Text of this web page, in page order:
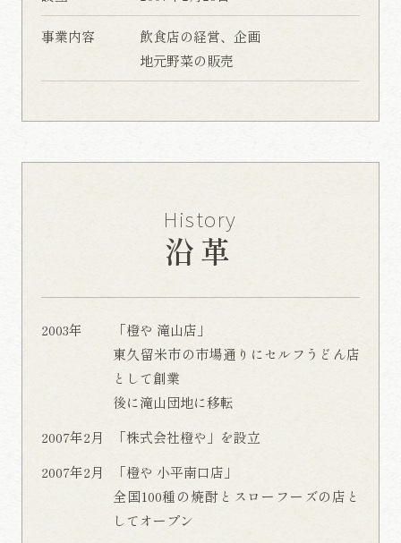
事業内容
飲食店の経営、企画
地元野菜の販売
History
沿革
2003年
「橙や 滝山店」
東久留米市の市場通りにセルフうどん店
として創業
後に滝山団地に移転
2007年2月
「株式会社橙や」を設立
2007年2月
「橙や 小平南口店」
全国100種の焼酎とスローフーズの店と
してオープン